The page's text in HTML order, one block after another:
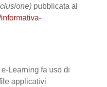
pubblicata al
Learning fa uso di
applicativi